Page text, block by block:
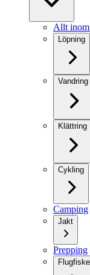
Allt
Löpning
Vandring
Klättring
Cykling
Camping
Jakt
Prepping
Flugfiske